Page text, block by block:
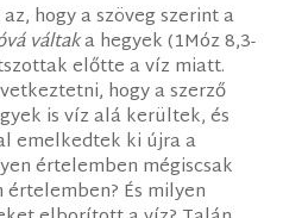
hogy a szöveg szerint a
váltaka hegyek (1Móz 8,3-
előtte a víz miatt.
hogy a szerző
is víz alá kerültek, és
emelkedtek ki újra a
értelemben mégiscsak
És milyen